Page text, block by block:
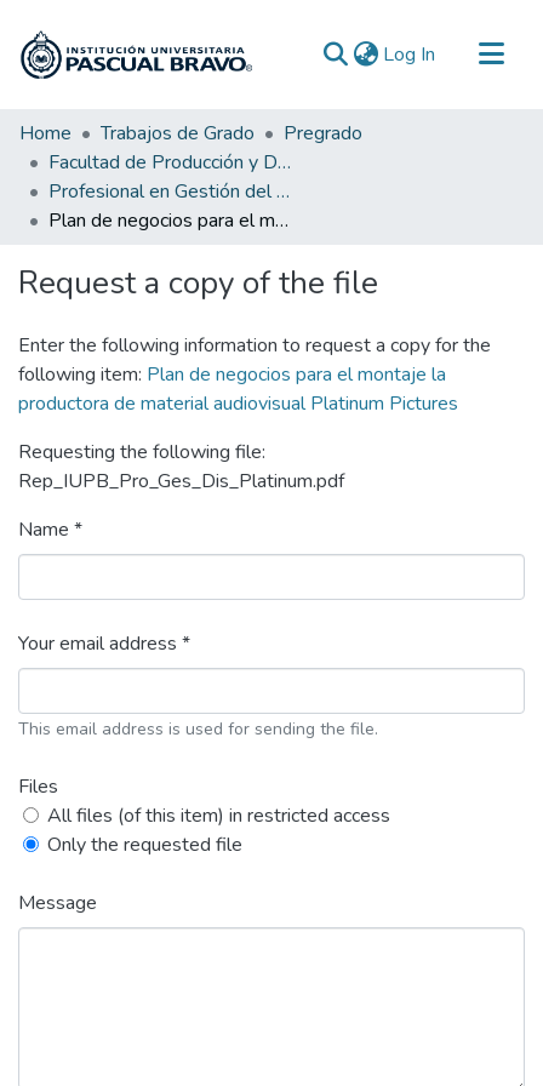
Log In (current)
Communities & Collections
All of DSpace
Statistics
Home Trabajos de Grado
Pregrado
Facultad de Producción y Diseño
Profesional en Gestión del Diseño
Plan de negocios para el montaje la productora de material audiovisual Platinum Pictures
Request a copy of the file
Enter the following information to request a copy for the
following item: Plan de negocios para el montaje la
productora de material audiovisual Platinum Pictures
Requesting the following file:
Rep_IUPB_Pro_Ges_Dis_Platinum.pdf
Name *
Your email address *
This email address is used for sending the file.
Files
All files (of this item) in restricted access
Only the requested file
Message